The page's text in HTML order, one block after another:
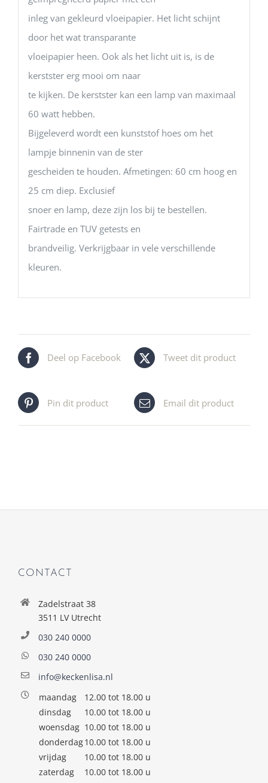
inleg van gekleurd vloeipapier. Het licht schijnt
door het wat transparante
vloeipapier heen. Ook als het licht uit is, is de
kerstster erg mooi om naar
te kijken. De kerstster kan een lamp van maximaal
60 watt hebben.
Bijgeleverd wordt een kunststof hoes om het
lampje binnenin van de ster
gescheiden te houden. Afmetingen: 60 cm hoog en
25 cm diep. Exclusief
snoer en lamp, deze zijn los bij te bestellen.
Fairtrade en TUV getests en
brandveilig. Verkrijgbaar in vele verschillende
kleuren.
Deel op Facebook Tweet dit product
Pin dit product Email dit product
CONTACT
Zadelstraat 38
3511 LV Utrecht
030 240 0000
030 240 0000
info@keckenlisa.nl
maandag
12.00 tot 18.00 u
dinsdag
10.00 tot 18.00 u
woensdag 10.00 tot 18.00 u
donderdag10.00 tot 18.00 u
vrijdag
10.00 tot 18.00 u
zaterdag
10.00 tot 18.00 u